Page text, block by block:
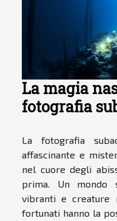
La magia
fotografia
La fotografia
affascinante e
nel cuore degli
prima. Un mondo
vibranti e creature
fortunati hanno la